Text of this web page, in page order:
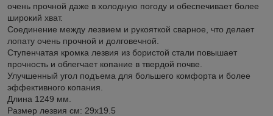
очень прочной даже в холодную погоду и обеспечивает более
широкий хват.
Соединение между лезвием и рукояткой сварное, что делает
лопату очень прочной и долговечной.
Ступенчатая кромка лезвия из бористой стали повышает
прочность и облегчает копание в твердой почве.
Улучшенный угол подъема для большего комфорта и более
эффективного копания.
Длина 1249 мм.
Размер лезвия см: 29x19.5